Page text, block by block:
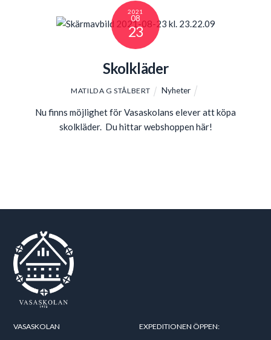
2021
08
23
Skolkläder
MATILDA G STÅLBERT Nyheter
Nu finns möjlighet för Vasaskolans elever att köpa
skolkläder. Du hittar webshoppen här!
VASASKOLAN EXPEDITIONEN ÖPPEN: